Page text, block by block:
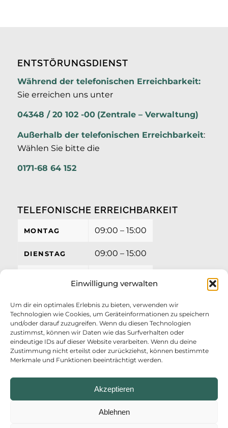
Einwilligung verwalten
Um dir ein optimales Erlebnis zu bieten, verwenden wir
Technologien wie Cookies, um Geräteinformationen zu speichern
und/oder darauf zuzugreifen. Wenn du diesen Technologien
zustimmst, können wir Daten wie das Surfverhalten oder
eindeutige IDs auf dieser Website verarbeiten. Wenn du deine
Zustimmung nicht erteilst oder zurückziehst, können bestimmte
Merkmale und Funktionen beeinträchtigt werden.
Akzeptieren
Ablehnen
ENTSTÖRUNGSDIENST
Während der telefonischen Erreichbarkeit:
Sie erreichen uns unter
04348 / 20 102 -00 (Zentrale – Verwaltung)
Außerhalb der telefonischen Erreichbarkeit:
Wählen Sie bitte die
0171-68 64 152
TELEFONISCHE ERREICHBARKEIT
MONTAG 09:00 – 15:00
DIENSTAG 09:00 – 15:00
FREITAG 09:00 – 12:00